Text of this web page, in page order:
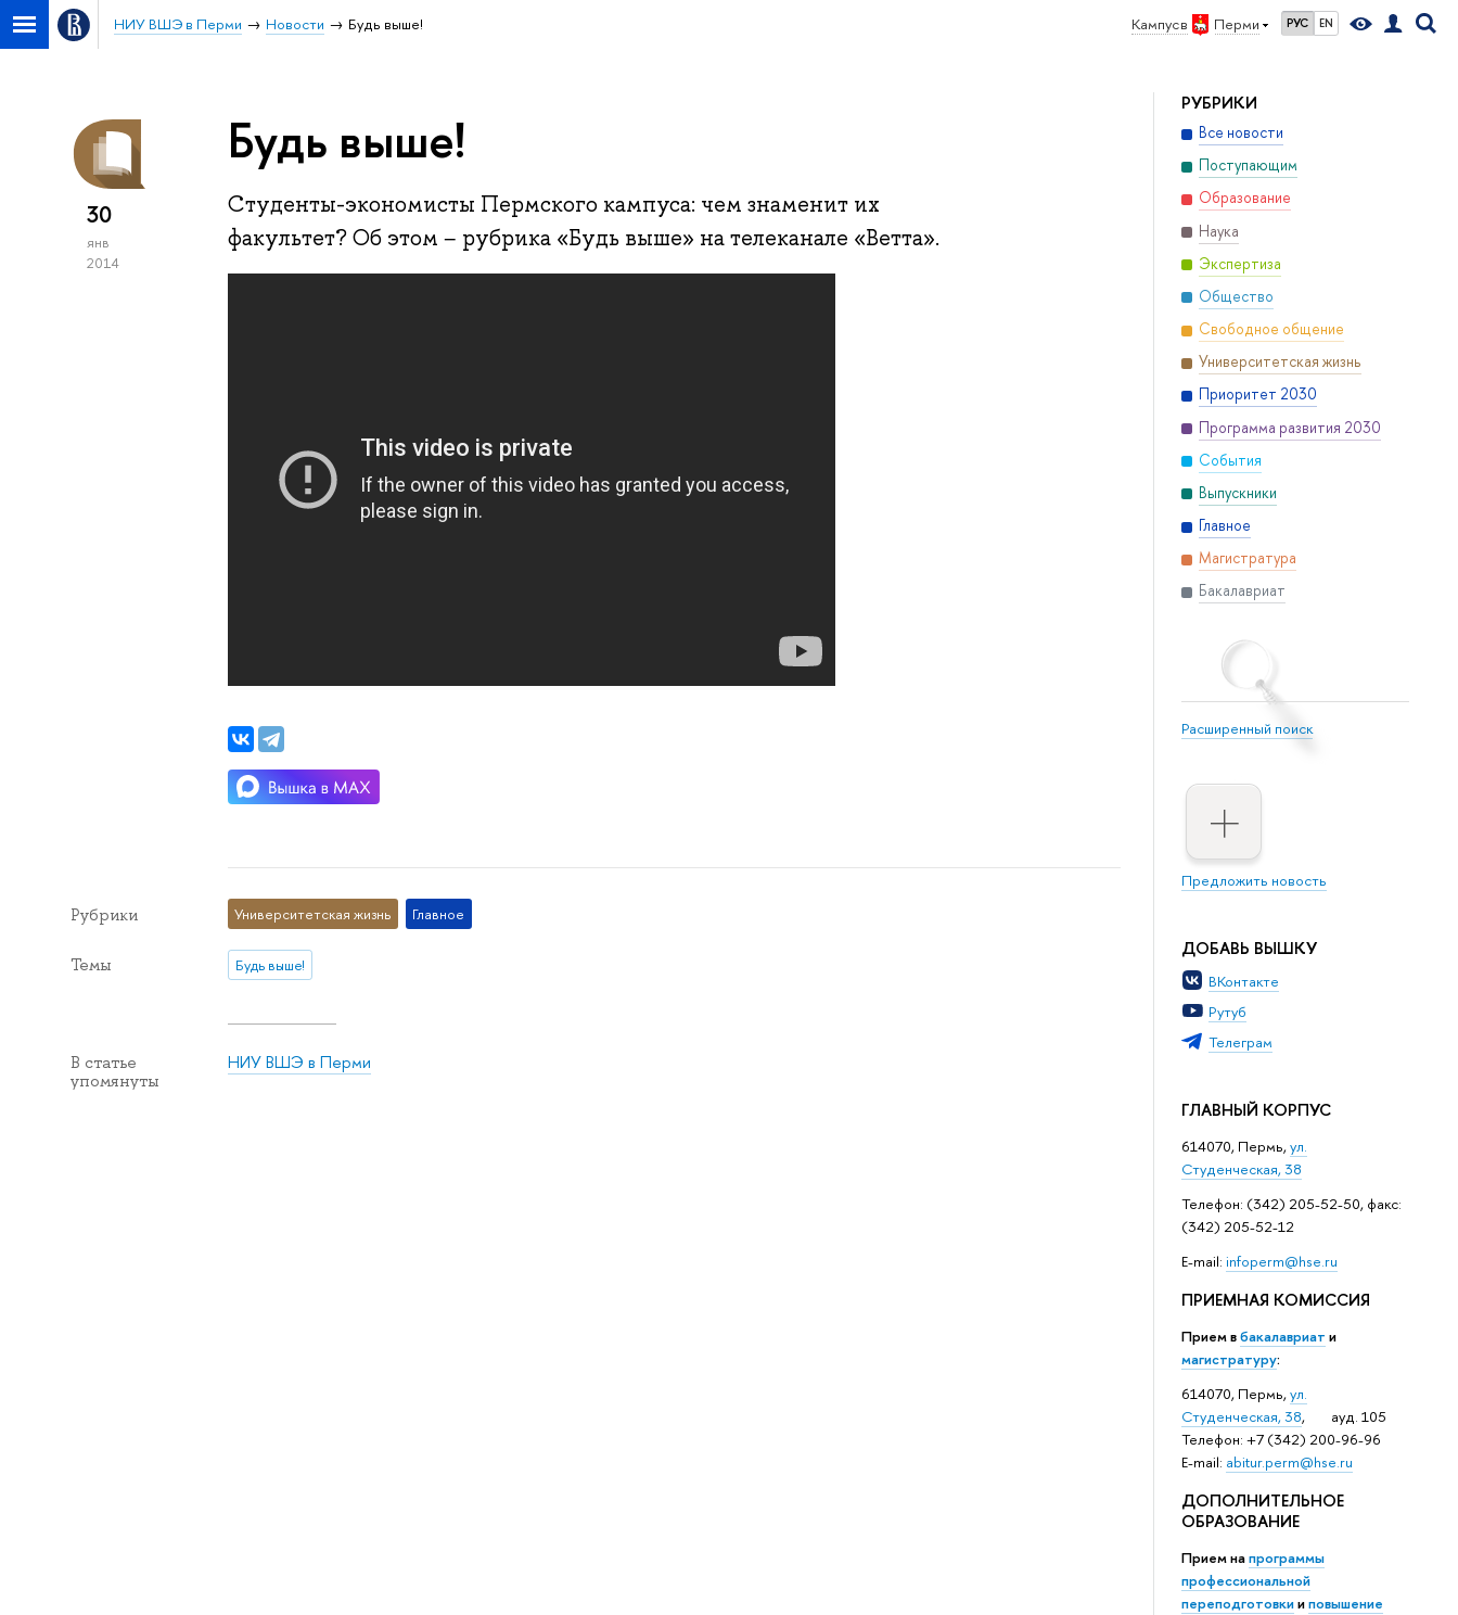
Кампус в Перми РУС EN
НИУ ВШЭ в Перми Новости Будь выше!
РУБРИКИ
Все новости
Поступающим
Образование
Наука
Экспертиза
Общество
Свободное общение
Университетская жизнь
Приоритет 2030
Программа развития 2030
События
Выпускники
Главное
Магистратура
Бакалавриат
Расширенный поиск
Предложить новость
ДОБАВЬ ВЫШКУ
ВКонтакте
Рутуб
Телеграм
ГЛАВНЫЙ КОРПУС
614070, Пермь,ул.
Студенческая, 38
Телефон: (342) 205-52-50, факс:
(342) 205-52-12
Е-mail: infoperm@hse.ru
ПРИЕМНАЯ КОМИССИЯ
Прием вбакалавриат и
магистратуру:
614070, Пермь,ул.
Студенческая, 38, ауд. 105
Телефон: +7 (342) 200-96-96
E-mail: abitur.perm@hse.ru
ДОПОЛНИТЕЛЬНОЕ
ОБРАЗОВАНИЕ
Прием напрограммы
профессиональной
переподготовкииповышение
30
янв
2014
Будь выше!
Студенты-экономисты Пермского кампуса: чем знаменит их
факультет? Об этом − рубрика «Будь выше» на телеканале «Ветта».
Рубрики Университетская жизнь Главное
Темы Будь выше!
В статье
упомянуты
НИУ ВШЭ в Перми